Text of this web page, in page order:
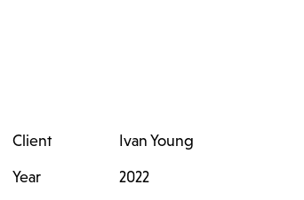
Client Ivan Young
Year 2022